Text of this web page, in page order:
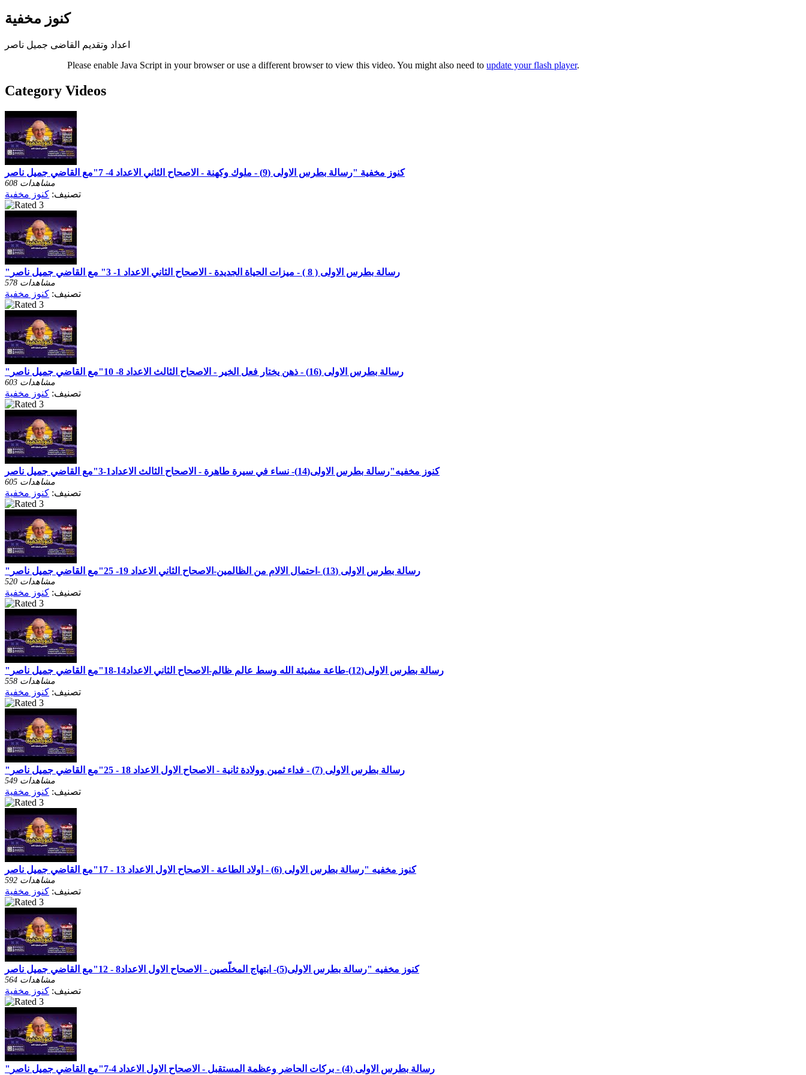
كنوز مخفية
اعداد وتقديم القاضى جميل ناصر
Please enable Java Script in your browser or use a different browser to view this video. You might also need toupdate your flash player.
Category Videos
كنوز مخفية "رسالة بطرس الاولى (9) - ملوك وكهنة - الاصحاح الثاني الاعداد 4- 7"مع القاضي جميل ناصر
608 مشاهدات
تصنيف: كنوز مخفية
"رسالة بطرس الاولى ( 8 ) - ميزات الحياة الجديدة - الاصحاح الثاني الاعداد 1- 3" مع القاضي جميل ناصر
578 مشاهدات
تصنيف: كنوز مخفية
"رسالة بطرس الاولى (16) - ذهن يختار فعل الخير - الاصحاح الثالث الاعداد 8- 10"مع القاضي جميل ناصر
603 مشاهدات
تصنيف: كنوز مخفية
كنوز مخفيه"رسالة بطرس الاولى(14)- نساء في سيرة طاهرة - الاصحاح الثالث الاعداد1-3"مع القاضي جميل ناصر
605 مشاهدات
تصنيف: كنوز مخفية
"رسالة بطرس الاولى (13) -احتمال الالام من الظالمين-الاصحاح الثاني الاعداد 19- 25"مع القاضي جميل ناصر
520 مشاهدات
تصنيف: كنوز مخفية
"رسالة بطرس الاولى(12)-طاعة مشيئة الله وسط عالم ظالم-الاصحاح الثاني الاعداد14-18"مع القاضي جميل ناصر
558 مشاهدات
تصنيف: كنوز مخفية
"رسالة بطرس الاولى (7) - فداء ثمين وولادة ثانية - الاصحاح الاول الاعداد 18 - 25"مع القاضي جميل ناصر
549 مشاهدات
تصنيف: كنوز مخفية
كنوز مخفيه "رسالة بطرس الاولى (6) - اولاد الطاعة - الاصحاح الاول الاعداد 13 - 17"مع القاضي جميل ناصر
592 مشاهدات
تصنيف: كنوز مخفية
كنوز مخفيه "رسالة بطرس الاولى(5)- ابتهاج المخلّصين - الاصحاح الاول الاعداد8 - 12"مع القاضي جميل ناصر
564 مشاهدات
تصنيف: كنوز مخفية
"رسالة بطرس الاولى (4) - بركات الحاضر وعظمة المستقبل - الاصحاح الاول الاعداد 4-7"مع القاضي جميل ناصر